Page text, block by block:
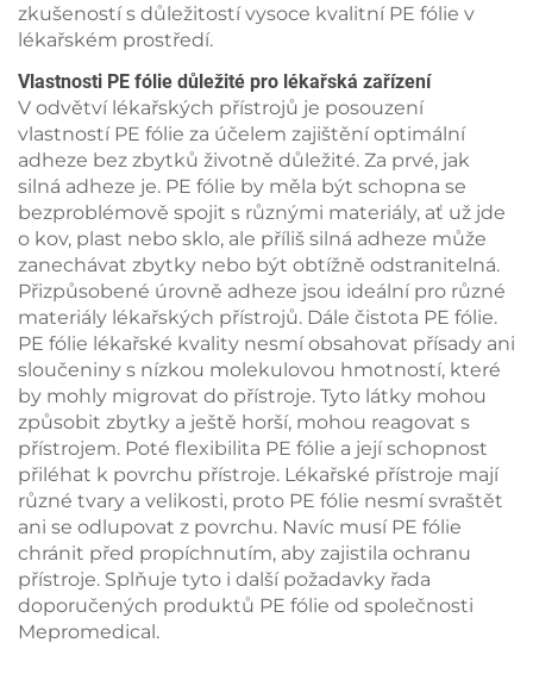
zkušeností s důležitostí vysoce kvalitní PE fólie v
lékařském prostředí.
Vlastnosti PE fólie důležité pro lékařská zařízení
V odvětví lékařských přístrojů je posouzení
vlastností PE fólie za účelem zajištění optimální
adheze bez zbytků životně důležité. Za prvé, jak
silná adheze je. PE fólie by měla být schopna se
bezproblémově spojit s různými materiály, ať už jde
o kov, plast nebo sklo, ale příliš silná adheze může
zanechávat zbytky nebo být obtížně odstranitelná.
Přizpůsobené úrovně adheze jsou ideální pro různé
materiály lékařských přístrojů. Dále čistota PE fólie.
PE fólie lékařské kvality nesmí obsahovat přísady ani
sloučeniny s nízkou molekulovou hmotností, které
by mohly migrovat do přístroje. Tyto látky mohou
způsobit zbytky a ještě horší, mohou reagovat s
přístrojem. Poté flexibilita PE fólie a její schopnost
přiléhat k povrchu přístroje. Lékařské přístroje mají
různé tvary a velikosti, proto PE fólie nesmí svraštět
ani se odlupovat z povrchu. Navíc musí PE fólie
chránit před propíchnutím, aby zajistila ochranu
přístroje. Splňuje tyto i další požadavky řada
doporučených produktů PE fólie od společnosti
Mepromedical.